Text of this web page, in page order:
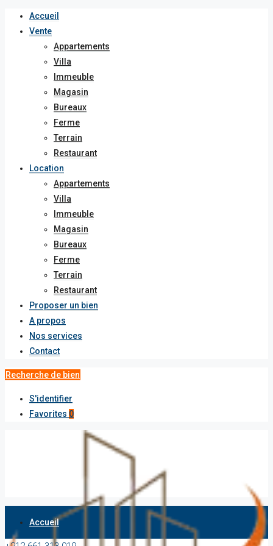
Accueil
Vente
Appartements
Villa
Immeuble
Magasin
Bureaux
Ferme
Terrain
Restaurant
Location
Appartements
Villa
Immeuble
Magasin
Bureaux
Ferme
Terrain
Restaurant
Proposer un bien
A propos
Nos services
Contact
Recherche de bien
S'identifier
Favorites 0
Accueil